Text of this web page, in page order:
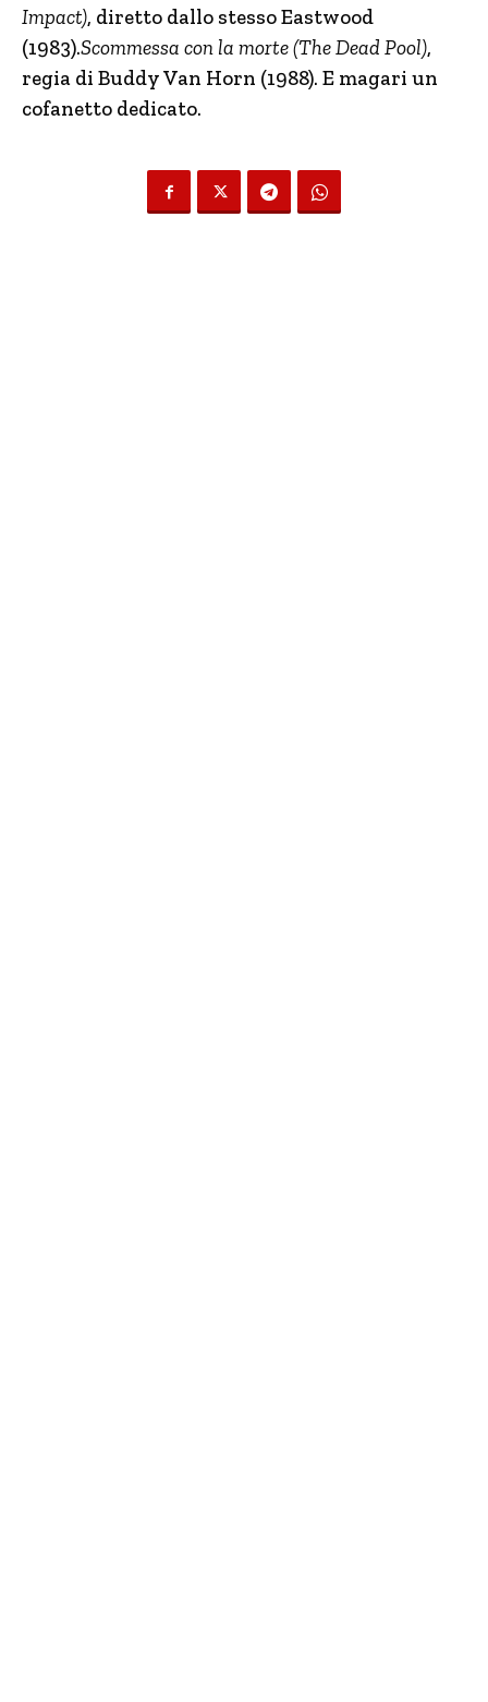
Impact), diretto dallo stesso Eastwood
(1983).Scommessa con la morte (The Dead Pool),
regia di Buddy Van Horn (1988). E magari un
cofanetto dedicato.